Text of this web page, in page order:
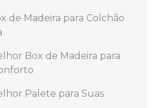
de Madeira para Colchão
Box de Madeira para
Palete para Suas